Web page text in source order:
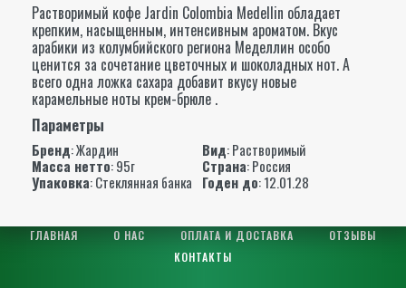
Растворимый кофе Jardin Colombia Medellin обладает
крепким, насыщенным, интенсивным ароматом. Вкус
арабики из колумбийского региона Меделлин особо
ценится за сочетание цветочных и шоколадных нот. А
всего одна ложка сахара добавит вкусу новые
карамельные ноты крем-брюле .
Параметры
Бренд:Жардин Вид: Растворимый
Масса нетто: 95г Страна: Россия
Упаковка: Стеклянная банка Годен до: 12.01.28
ГЛАВНАЯ О НАС ОПЛАТА И ДОСТАВКА
ОТЗЫВЫ
КОНТАКТЫ